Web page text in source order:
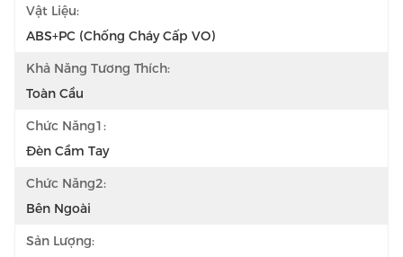
Vật Liệu:
ABS+PC (chống Cháy Cấp VO)
Khả Năng Tương Thích:
Toàn Cầu
Chức Năng1:
Đèn Cầm Tay
Chức Năng2:
Bên Ngoài
Sản Lượng: